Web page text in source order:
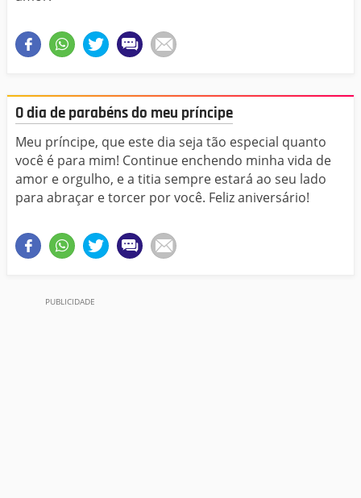
O dia de parabéns do meu príncipe
Meu príncipe, que este dia seja tão especial quanto
você é para mim! Continue enchendo minha vida de
amor e orgulho, e a titia sempre estará ao seu lado
para abraçar e torcer por você. Feliz aniversário!